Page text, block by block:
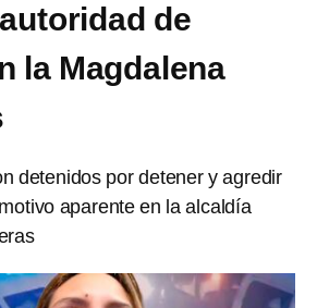
de
la Magdalena
detenidos por detener y agredir
aparente en la alcaldía